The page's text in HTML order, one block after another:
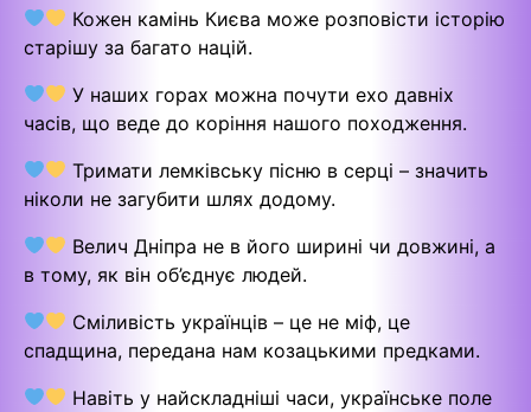
Кожен камінь Києва може розповісти історію
старішу за багато націй.
У наших горах можна почути ехо давніх
часів, що веде до коріння нашого походження.
Тримати лемківську пісню в серці – значить
ніколи не загубити шлях додому.
Велич Дніпра не в його ширині чи довжині, а
в тому, як він об’єднує людей.
Сміливість українців – це не міф, це
спадщина, передана нам козацькими предками.
Навіть у найскладніші часи, українське поле